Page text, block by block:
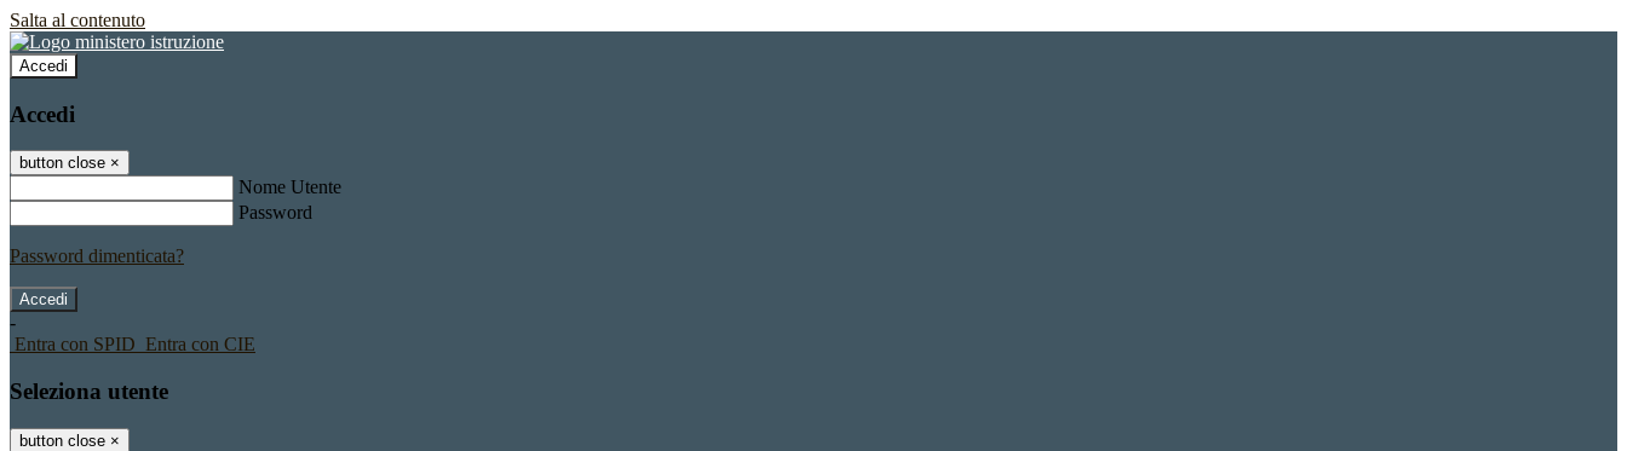
Salta al contenuto
Accedi
Accedi
button close ×
Nome Utente
Password
Password dimenticata?
-
Entra con SPID Entra con CIE
Seleziona utente
button close ×